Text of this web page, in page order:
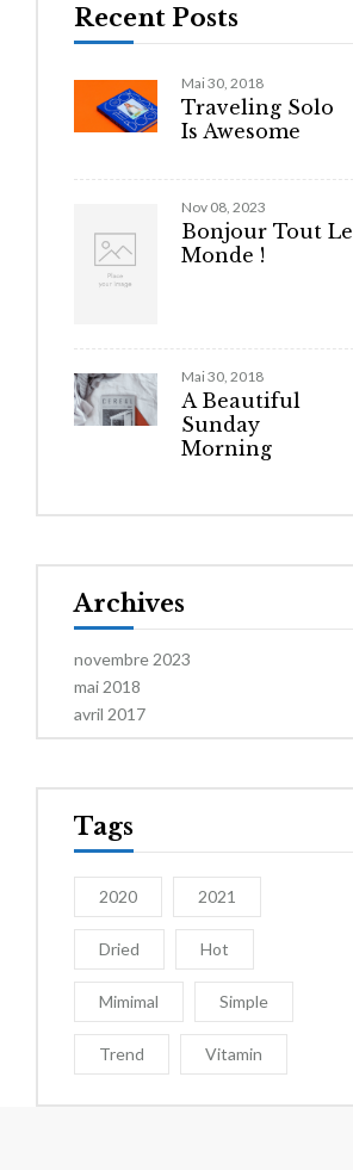
Recent Posts
Mai 30, 2018
Traveling Solo
Is Awesome
Nov 08, 2023
Bonjour Tout Le
Monde !
Mai 30, 2018
A Beautiful
Sunday
Morning
Archives
novembre 2023
mai 2018
avril 2017
Tags
2020 2021
Dried Hot
Mimimal Simple
Trend Vitamin